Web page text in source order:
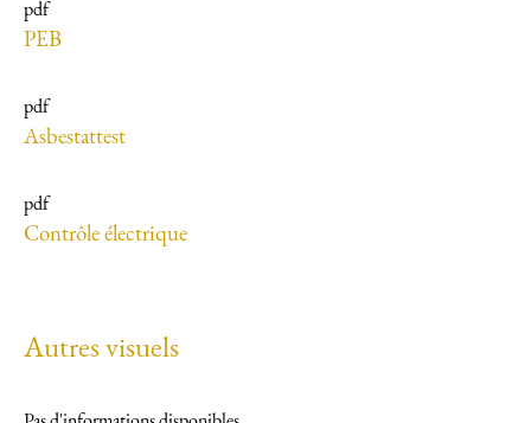
pdf
PEB
pdf
Asbestattest
pdf
Contrôle électrique
Autres visuels